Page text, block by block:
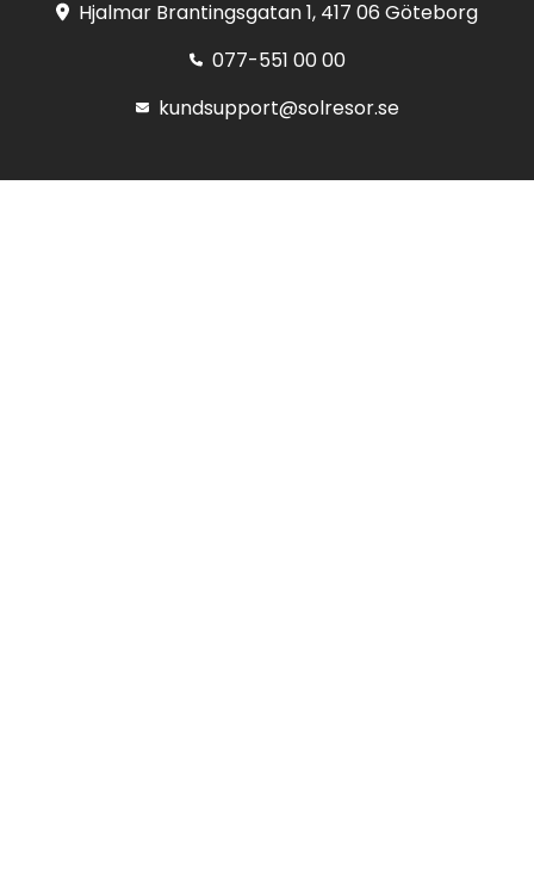
Hjalmar Brantingsgatan 1, 417 06 Göteborg
077-551 00 00
kundsupport@solresor.se